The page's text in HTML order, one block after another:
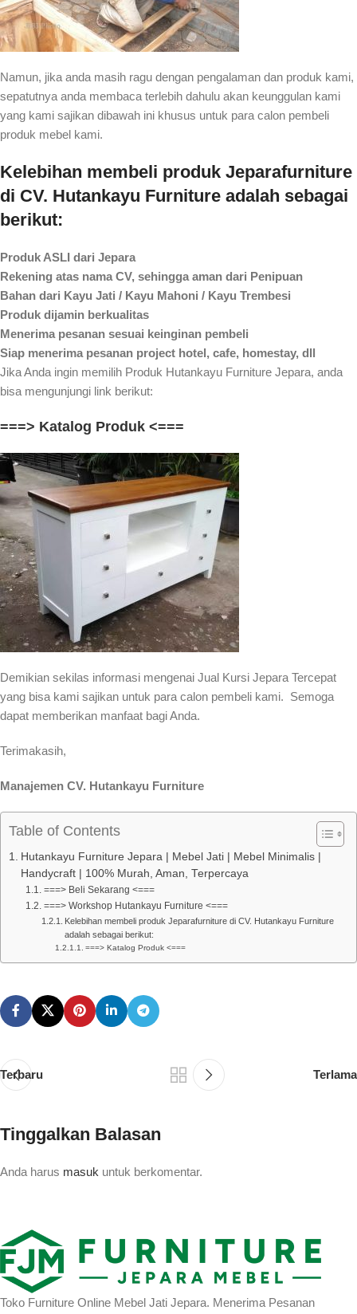
Namun, jika anda masih ragu dengan pengalaman dan produk kami,
sepatutnya anda membaca terlebih dahulu akan keunggulan kami
yang kami sajikan dibawah ini khusus untuk para calon pembeli
produk mebel kami.
Kelebihan membeli produk Jeparafurniture
di CV. Hutankayu Furniture adalah sebagai
berikut:
Produk ASLI dari Jepara
Rekening atas nama CV, sehingga aman dari Penipuan
Bahan dari Kayu Jati / Kayu Mahoni / Kayu Trembesi
Produk dijamin berkualitas
Menerima pesanan sesuai keinginan pembeli
Siap menerima pesanan project hotel, cafe, homestay, dll
Jika Anda ingin memilih Produk Hutankayu Furniture Jepara, anda
bisa mengunjungi link berikut:
===> Katalog Produk <===
Demikian sekilas informasi mengenai Jual Kursi Jepara Tercepat
yang bisa kami sajikan untuk para calon pembeli kami. Semoga
dapat memberikan manfaat bagi Anda.
Terimakasih,
Manajemen CV. Hutankayu Furniture
Table of Contents
Hutankayu Furniture Jepara | Mebel Jati | Mebel Minimalis |
Handycraft | 100% Murah, Aman, Terpercaya
===> Beli Sekarang <===
===> Workshop Hutankayu Furniture <===
Kelebihan membeli produk Jeparafurniture di CV. Hutankayu Furniture
adalah sebagai berikut:
===> Katalog Produk <===
Terbaru Terlama
Tinggalkan Balasan
Anda harus masuk untuk berkomentar.
Toko Furniture Online Mebel Jati Jepara. Menerima Pesanan